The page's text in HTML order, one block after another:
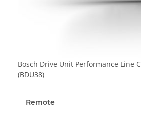
Bosch Drive Unit Performance Line
(BDU38)
Remote